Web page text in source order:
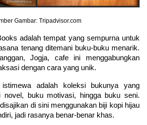
Gambar: Tripadvisor.com
adalah tempat yang sempurna untuk
tenang ditemani buku-buku menarik.
Jogja, cafe ini menggabungkan
dengan cara yang unik.
adalah koleksi bukunya yang
novel, buku motivasi, hingga buku seni.
di sini menggunakan biji kopi hijau
jadi rasanya benar-benar khas.